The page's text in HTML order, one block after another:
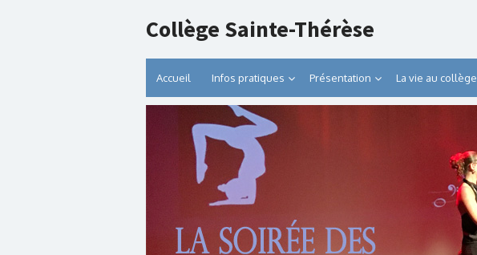
Collège Sainte-Thérèse
Accueil Infos pratiques Présentation La vie au collège